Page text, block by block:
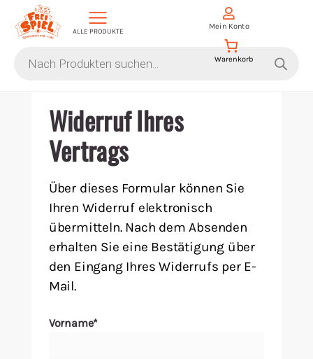
ALLE PRODUKTE
search
Mein Konto
Escape Games
Gesellschaftsspiele
Krimi-Dinner
Living Card Games
Malen/Modellbau
Widerruf Ihres
Vertrags
Über dieses Formular können Sie
Ihren Widerruf elektronisch
übermitteln. Nach dem Absenden
erhalten Sie eine Bestätigung über
den Eingang Ihres Widerrufs per E-
Mail.
Vorname*